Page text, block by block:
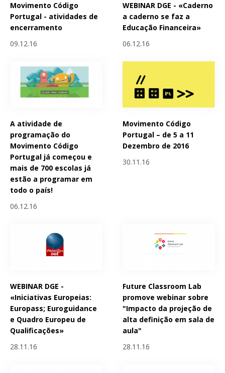
Movimento Código
Portugal - atividades de
encerramento
09.12.16
WEBINAR DGE - «Caderno
a caderno se faz a
Educação Financeira»
06.12.16
A atividade de
programação do
Movimento Código
Portugal já começou e
mais de 700 escolas já
estão a programar em
todo o país!
06.12.16
Movimento Código
Portugal – de 5 a 11
Dezembro de 2016
30.11.16
WEBINAR DGE -
«Iniciativas Europeias:
Europass; Euroguidance
e Quadro Europeu de
Qualificações»
28.11.16
Future Classroom Lab
promove webinar sobre
"Impacto da projeção de
alta definição em sala de
aula"
28.11.16